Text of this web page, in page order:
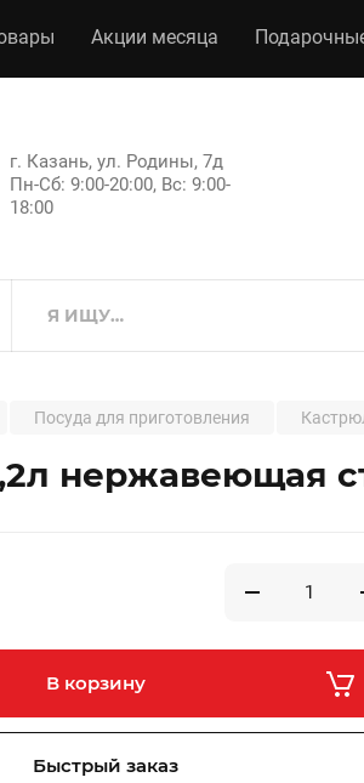
Акции месяца
г. Казань, ул. Родины, 7д
Пн-Сб: 9:00-20:00, Вс: 9:00-
18:00
Посуда для приготовления
нержавеющая
В корзину
Быстрый заказ